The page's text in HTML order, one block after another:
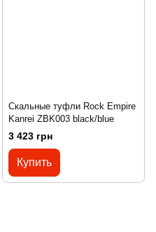
Скальные туфли Rock Empire
Kanrei ZBK003 black/blue
3 423 грн
Купить